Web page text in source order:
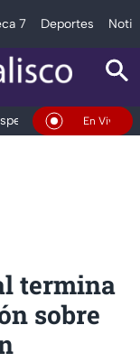
7 Deportes
Deportes
En Vivo
termina
sobre